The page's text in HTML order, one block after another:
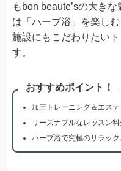
もbon beaute’sの大き
は「ハーブ浴」を楽し
施設にもこだわりたい
す。
おすすめポイント！
加圧トレーニング＆エス
リーズナブルなレッスン
ハーブ浴で究極のリラック